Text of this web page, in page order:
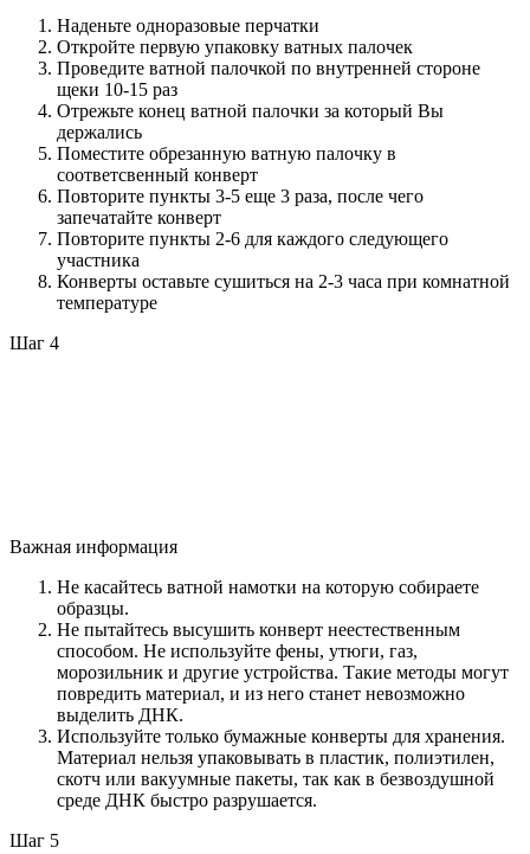
Наденьте одноразовые перчатки
Откройте первую упаковку ватных палочек
Проведите ватной палочкой по внутренней стороне
щеки 10-15 раз
Отрежьте конец ватной палочки за который Вы
держались
Поместите обрезанную ватную палочку в
соответсвенный конверт
Повторите пункты 3-5 еще 3 раза, после чего
запечатайте конверт
Повторите пункты 2-6 для каждого следующего
участника
Конверты оставьте сушиться на 2-3 часа при комнатной
температуре
Шаг 4
Важная информация
Не касайтесь ватной намотки на которую собираете
образцы.
Не пытайтесь высушить конверт неестественным
способом. Не используйте фены, утюги, газ,
морозильник и другие устройства. Такие методы могут
повредить материал, и из него станет невозможно
выделить ДНК.
Используйте только бумажные конверты для хранения.
Материал нельзя упаковывать в пластик, полиэтилен,
скотч или вакуумные пакеты, так как в безвоздушной
среде ДНК быстро разрушается.
Шаг 5